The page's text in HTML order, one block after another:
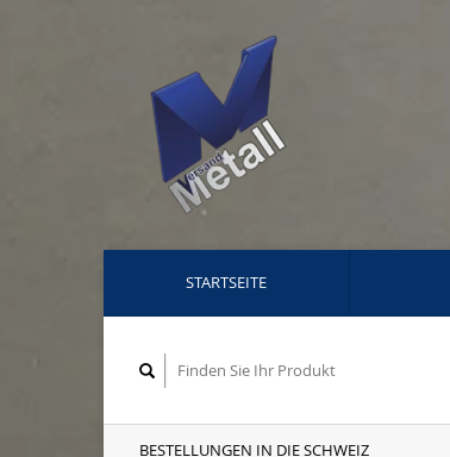
STARTSEITE
BESTELLUNGEN IN DIE SCHWEIZ